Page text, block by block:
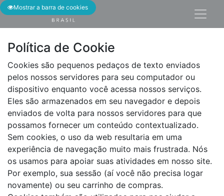
Política de Cookie
Cookies são pequenos pedaços de texto enviados
pelos nossos servidores para seu computador ou
dispositivo enquanto você acessa nossos serviços.
Eles são armazenados em seu navegador e depois
enviados de volta para nossos servidores para que
possamos fornecer um conteúdo contextualizado.
Sem cookies, o uso da web resultaria em uma
experiência de navegação muito mais frustrada. Nós
os usamos para apoiar suas atividades em nosso site.
Por exemplo, sua sessão (aí você não precisa logar
novamente) ou seu carrinho de compras.
Mostrar a barra de cookies